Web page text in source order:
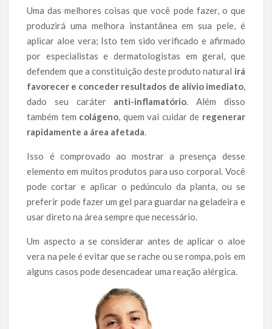
Uma das melhores coisas que você pode fazer, o que
produzirá uma melhora instantânea em sua pele, é
aplicar aloe vera; Isto tem sido verificado e afirmado
por especialistas e dermatologistas em geral, que
defendem que a constituição deste produto natural irá
favorecer e conceder resultados de alívio imediato,
dado seu caráter anti-inflamatório. Além disso
também tem colágeno, quem vai cuidar de regenerar
rapidamente a área afetada.
Isso é comprovado ao mostrar a presença desse
elemento em muitos produtos para uso corporal. Você
pode cortar e aplicar o pedúnculo da planta, ou se
preferir pode fazer um gel para guardar na geladeira e
usar direto na área sempre que necessário.
Um aspecto a se considerar antes de aplicar o aloe
vera na pele é evitar que se rache ou se rompa, pois em
alguns casos pode desencadear uma reação alérgica.